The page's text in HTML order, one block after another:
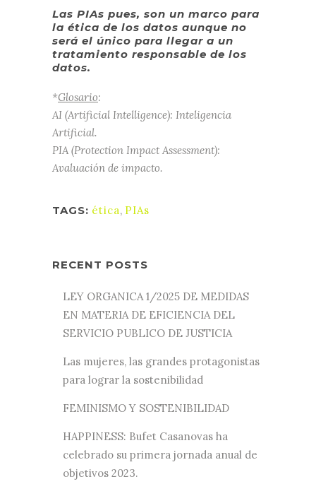
Las PIAs pues, son un marco para
la ética de los datos aunque no
será el único para llegar a un
tratamiento responsable de los
datos.
*Glosario:
AI (Artificial Intelligence): Inteligencia
Artificial.
PIA (Protection Impact Assessment):
Avaluación de impacto.
TAGS: ética, PIAs
RECENT POSTS
LEY ORGANICA 1/2025 DE MEDIDAS
EN MATERIA DE EFICIENCIA DEL
SERVICIO PUBLICO DE JUSTICIA
Las mujeres, las grandes protagonistas
para lograr la sostenibilidad
FEMINISMO Y SOSTENIBILIDAD
HAPPINESS: Bufet Casanovas ha
celebrado su primera jornada anual de
objetivos 2023.